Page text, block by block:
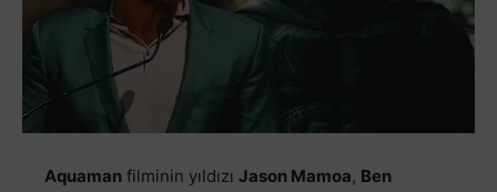
Aquaman filminin yıldızı Jason Mamoa, Ben